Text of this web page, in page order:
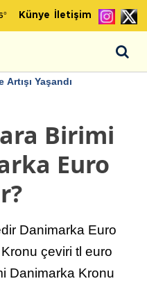
° Künye İletişim
Yaşandı
Birimi
Euro
Danimarka Euro
çeviri tl euro
Danimarka Kronu